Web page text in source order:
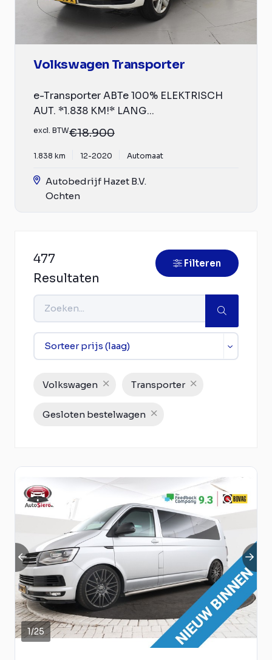
Volkswagen Transporter
e-Transporter ABTe 100% ELEKTRISCH
AUT. *1.838 KM!* LANG...
excl. BTW€18.900
1.838 km 12-2020 Automaat
Autobedrijf Hazet B.V.
Ochten
477
Resultaten
Filteren
Volkswagen Transporter
Gesloten bestelwagen
1/25